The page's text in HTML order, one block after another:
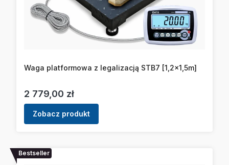
Waga platformowa z legalizacją STB7 [1,2x1,5m]
Cena
2 779,00 zł
Zobacz produkt
Bestseller